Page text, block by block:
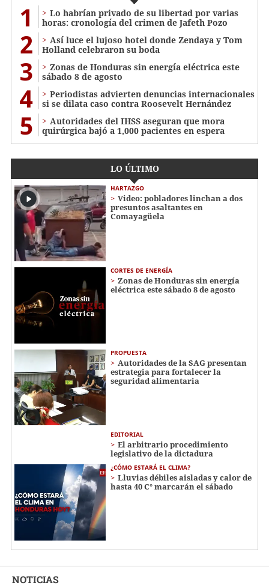
1
Lo habrían privado de su libertad por varias
horas: cronología del crimen de Jafeth Pozo
2
Así luce el lujoso hotel donde Zendaya y Tom
Holland celebraron su boda
3
Zonas de Honduras sin energía eléctrica este
sábado 8 de agosto
4
Periodistas advierten denuncias internacionales
si se dilata caso contra Roosevelt Hernández
5
Autoridades del IHSS aseguran que mora
quirúrgica bajó a 1,000 pacientes en espera
LO ÚLTIMO
HARTAZGO
Video: pobladores linchan a dos
presuntos asaltantes en
Comayagüela
CORTES DE ENERGÍA
Zonas de Honduras sin energía
eléctrica este sábado 8 de agosto
PROPUESTA
Autoridades de la SAG presentan
estrategia para fortalecer la
seguridad alimentaria
EDITORIAL
El arbitrario procedimiento
legislativo de la dictadura
¿CÓMO ESTARÁ EL CLIMA?
Lluvias débiles aisladas y calor de
hasta 40 C° marcarán el sábado
NOTICIAS